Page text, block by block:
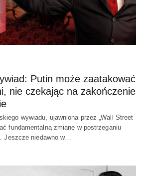
Putin może zaatakować
nie czekając na zakończenie
wywiadu, ujawniona przez „Wall Street
fundamentalną zmianę w postrzeganiu
Jeszcze niedawno w…